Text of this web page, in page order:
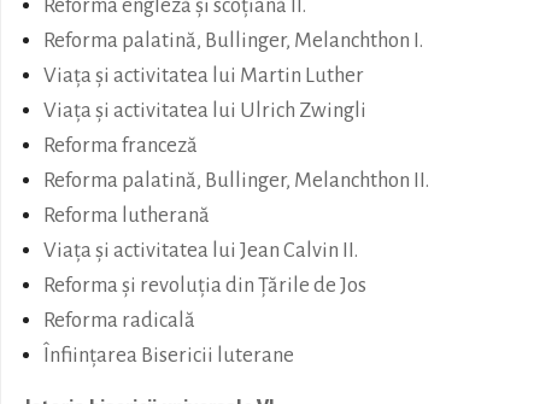
Reforma engleză și scoțiană II.
Reforma palatină, Bullinger, Melanchthon I.
Viața și activitatea lui Martin Luther
Viața și activitatea lui Ulrich Zwingli
Reforma franceză
Reforma palatină, Bullinger, Melanchthon II.
Reforma lutherană
Viața și activitatea lui Jean Calvin II.
Reforma și revoluția din Țările de Jos
Reforma radicală
Înființarea Bisericii luterane